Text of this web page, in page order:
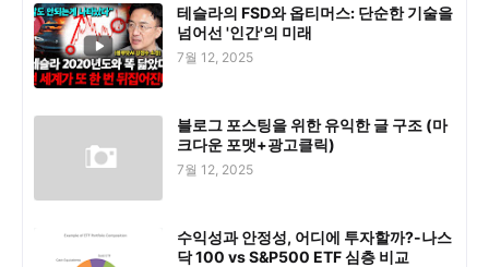
테슬라의 FSD와 옵티머스: 단순한 기술을
넘어선 '인간'의 미래
7월 12, 2025
블로그 포스팅을 위한 유익한 글 구조 (마
크다운 포맷+광고클릭)
7월 12, 2025
수익성과 안정성, 어디에 투자할까?-나스
닥 100 vs S&P500 ETF 심층 비교